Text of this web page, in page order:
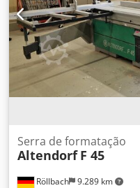
Dsdpfxszrtb Ns Apyokr -
a partir do painel -
3200 mm, botões de
de 2 batentes na guia
1300 mm - Pistão
Röllbach 9.289 km
Serra de formatação
Altendorf F 45